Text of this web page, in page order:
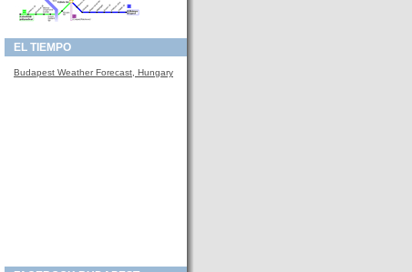
EL TIEMPO
Budapest Weather Forecast, Hungary